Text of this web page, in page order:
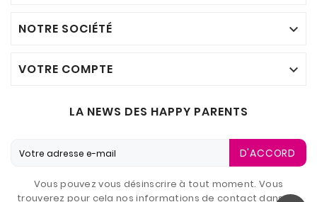
NOTRE SOCIÉTÉ 
VOTRE COMPTE 
LA NEWS DES HAPPY PARENTS
D'ACCORD
Vous pouvez vous désinscrire à tout moment. Vous
trouverez pour cela nos informations de contact dans les